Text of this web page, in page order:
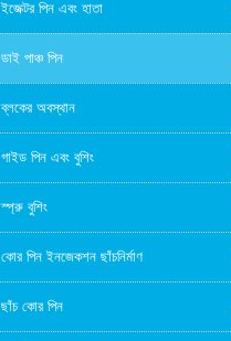
ইজেক্টর পিন এবং হাতা
ডাই পাঞ্চ পিন
ব্লকের অবস্থান
গাইড পিন এবং বুশিং
স্প্রু বুশিং
কোর পিন ইনজেকশন ছাঁচনির্মাণ
ছাঁচ কোর পিন